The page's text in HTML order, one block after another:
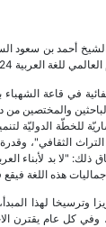
"جهود الشيخ المحقق سعيد بن خلفان الخليلي اللغوية والأدبية 1287 هـ - 1871م".
في قاعة
والمختصين من
الثقافي"،
"لا بد لأبناء
هذه اللغة
وترسيخا لهذا
وفي كل عام يقترن